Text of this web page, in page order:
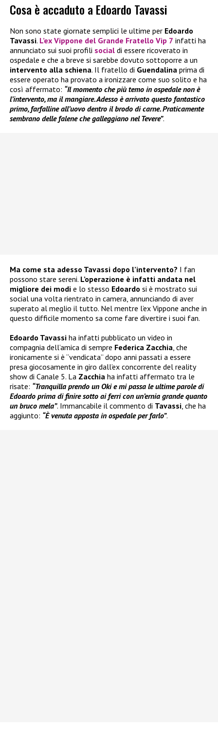
Cosa è accaduto a Edoardo Tavassi
Non sono state giornate semplici le ultime per Edoardo
Tavassi. L’ex Vippone del Grande Fratello Vip 7 infatti ha
annunciato sui suoi profili social di essere ricoverato in
ospedale e che a breve si sarebbe dovuto sottoporre a un
intervento alla schiena. Il fratello di Guendalina prima di
essere operato ha provato a ironizzare come suo solito e ha
così affermato: “Il momento che più temo in ospedale non è
l’intervento, ma il mangiare. Adesso è arrivato questo fantastico
primo, farfalline all’uovo dentro il brodo di carne. Praticamente
sembrano delle falene che galleggiano nel Tevere”.
Ma come sta adesso Tavassi dopo l’intervento? I fan
possono stare sereni. L’operazione è infatti andata nel
migliore dei modi e lo stesso Edoardo si è mostrato sui
social una volta rientrato in camera, annunciando di aver
superato al meglio il tutto. Nel mentre l’ex Vippone anche in
questo difficile momento sa come fare divertire i suoi fan.
Edoardo Tavassi ha infatti pubblicato un video in
compagnia dell’amica di sempre Federica Zacchia, che
ironicamente si è “vendicata” dopo anni passati a essere
presa giocosamente in giro dall’ex concorrente del reality
show di Canale 5. La Zacchia ha infatti affermato tra le
risate: “Tranquilla prendo un Oki e mi passa le ultime parole di
Edoardo prima di finire sotto ai ferri con un’ernia grande quanto
un bruco mela”. Immancabile il commento di Tavassi, che ha
aggiunto: “È venuta apposta in ospedale per farlo”.